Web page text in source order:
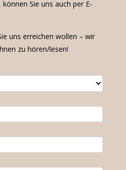
Sie uns auch per E-
uns erreichen wollen – wir
zu hören/lesen!